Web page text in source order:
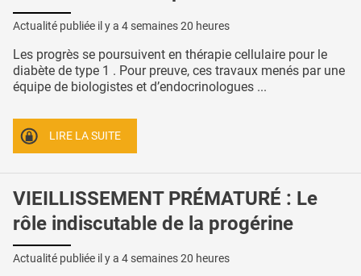
Actualité publiée il y a 4 semaines 20 heures
Les progrès se poursuivent en thérapie cellulaire pour le
diabète de type 1 . Pour preuve, ces travaux menés par une
équipe de biologistes et d’endocrinologues ...
LIRE LA SUITE
VIEILLISSEMENT PRÉMATURÉ : Le
rôle indiscutable de la progérine
Actualité publiée il y a 4 semaines 20 heures